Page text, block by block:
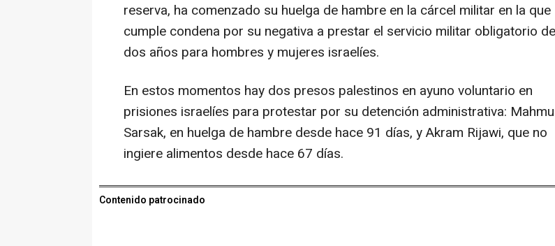
reserva, ha comenzado su huelga de hambre en la cárcel militar en la que
cumple condena por su negativa a prestar el servicio militar obligatorio de
dos años para hombres y mujeres israelíes.
En estos momentos hay dos presos palestinos en ayuno voluntario en
prisiones israelíes para protestar por su detención administrativa:
Sarsak, en huelga de hambre desde hace 91 días, y Akram Rijawi, que no
ingiere alimentos desde hace 67 días.
Contenido patrocinado